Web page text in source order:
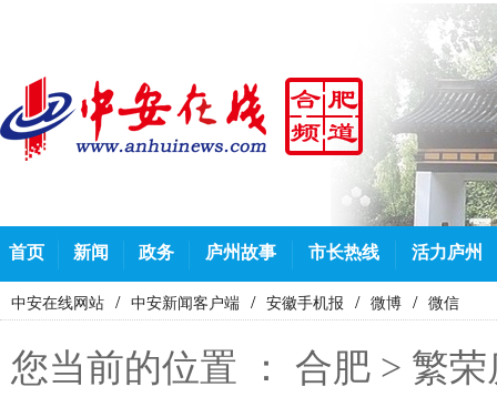
首页 新闻 政务 庐州故事 市长热线 活力庐州
中安在线网站 / 中安新闻客户端 / 安徽手机报 / 微博 / 微信
您当前的位置 ： 合肥 > 繁荣